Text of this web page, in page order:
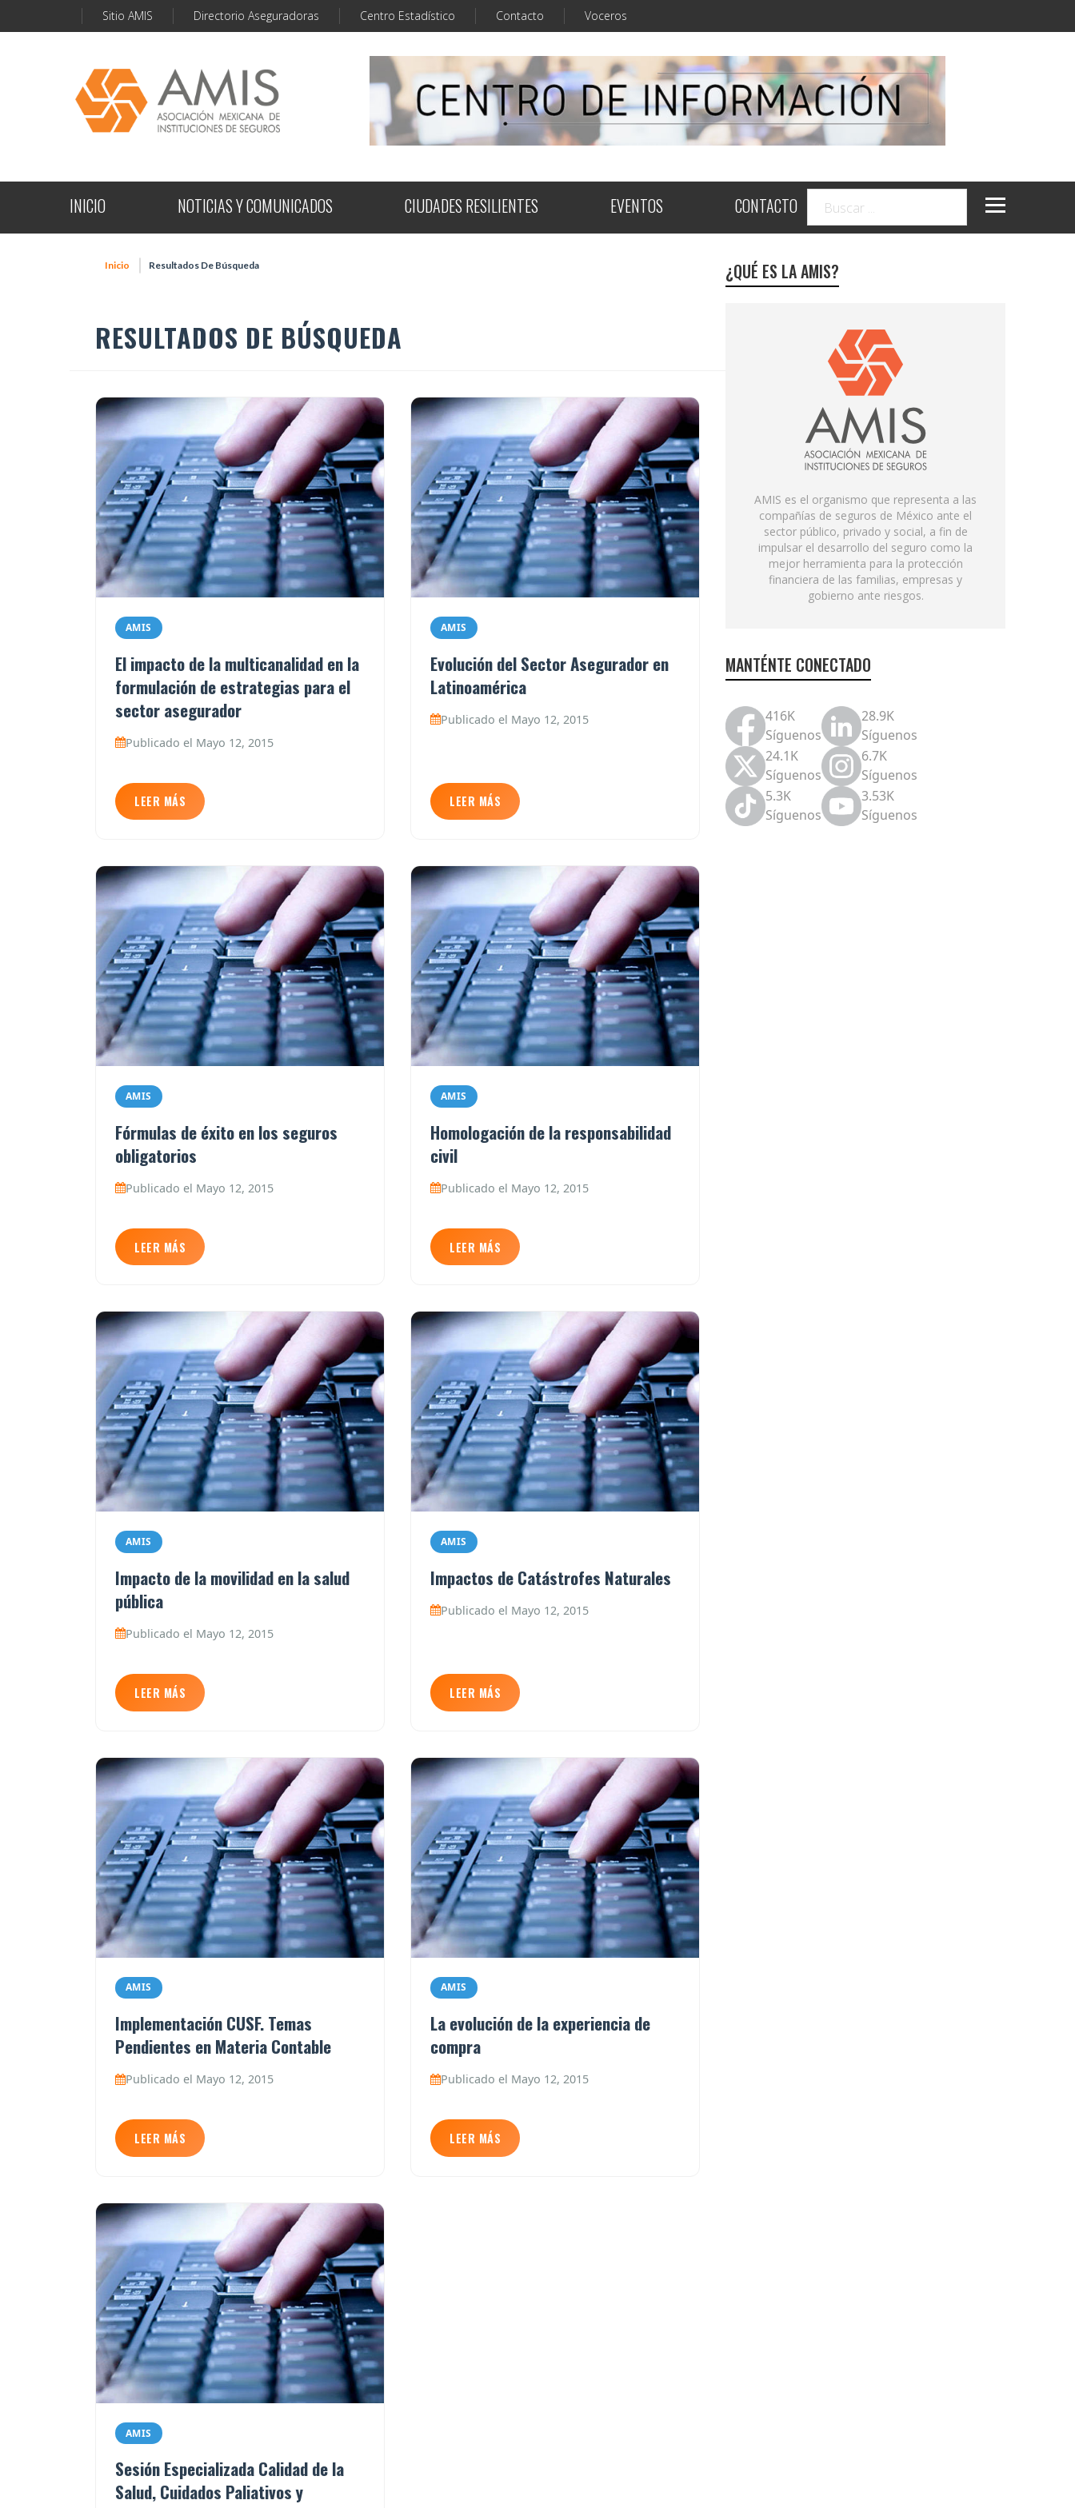
Sitio AMIS Directorio Aseguradoras Centro Estadístico Contacto Voceros
INICIO NOTICIAS Y COMUNICADOS CIUDADES RESILIENTES EVENTOS CONTACTO
Inicio Resultados De Búsqueda
RESULTADOS DE BÚSQUEDA
AMIS
El impacto de la multicanalidad en la
formulación de estrategias para el
sector asegurador
Publicado el Mayo 12, 2015
LEER MÁS
AMIS
Evolución del Sector Asegurador en
Latinoamérica
Publicado el Mayo 12, 2015
LEER MÁS
AMIS
Fórmulas de éxito en los seguros
obligatorios
Publicado el Mayo 12, 2015
LEER MÁS
AMIS
Homologación de la responsabilidad
civil
Publicado el Mayo 12, 2015
LEER MÁS
AMIS
Impacto de la movilidad en la salud
pública
Publicado el Mayo 12, 2015
LEER MÁS
AMIS
Impactos de Catástrofes Naturales
Publicado el Mayo 12, 2015
LEER MÁS
AMIS
Implementación CUSF. Temas
Pendientes en Materia Contable
Publicado el Mayo 12, 2015
LEER MÁS
AMIS
La evolución de la experiencia de
compra
Publicado el Mayo 12, 2015
LEER MÁS
AMIS
Sesión Especializada Calidad de la
Salud, Cuidados Paliativos y
¿QUÉ ES LA AMIS?
AMIS es el organismo que representa a las
compañías de seguros de México ante el
sector público, privado y social, a fin de
impulsar el desarrollo del seguro como la
mejor herramienta para la protección
financiera de las familias, empresas y
gobierno ante riesgos.
MANTÉNTE CONECTADO
416K
Síguenos
28.9K
Síguenos
24.1K
Síguenos
6.7K
Síguenos
5.3K
Síguenos
3.53K
Síguenos